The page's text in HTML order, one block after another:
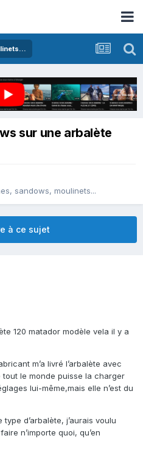
sur une arbalète
sandows, moulinets...
à ce sujet
120 matador modèle vela il y a
m’a livré l’arbalète avec
le monde puisse la charger
lui-même,mais elle n’est du
d’arbalète, j’aurais voulu
n’importe quoi, qu’en